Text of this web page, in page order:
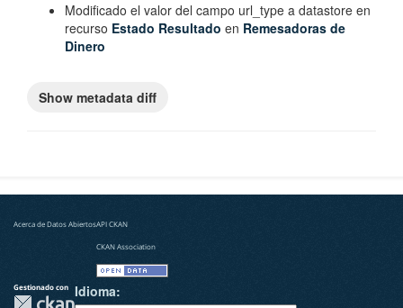
Modificado el valor del campo url_type a datastore en
recurso Estado Resultado en Remesadoras de
Dinero
Acerca de Datos AbiertosAPI CKAN
CKAN Association
Gestionado con Idioma